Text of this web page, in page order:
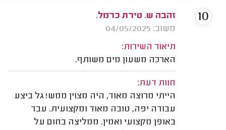
זהבה ש. טירת כרמל.
משוב: 04/05/2025
תיאור השירות:
הארכה משעון מים משותף.
חוות דעת:
הייתי מרוצה מאוד, היה מצוין ממש! גל ביצע
עבודה יפה, טובה מאוד ומקצועית. עבד
באופן מקצועי ואמין. ממליצה בחום על
10